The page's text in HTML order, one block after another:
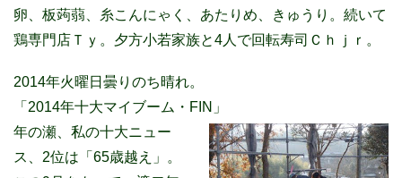
卵、板蒟蒻、糸こんにゃく、あたりめ、きゅうり。続いて
鶏専門店Ｔｙ。夕方小若家族と4人で回転寿司Ｃｈｊｒ。
2014年火曜日曇りのち晴れ。
「2014年十大マイブーム・FIN」
年の瀬、私の十大ニュー
ス、2位は「65歳越え」。